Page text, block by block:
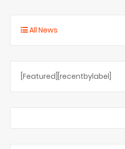
All News
[Featured][recentbylabel]